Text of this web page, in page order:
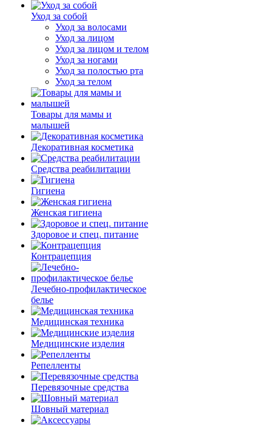
Уход за собой
Уход за волосами
Уход за лицом
Уход за лицом и телом
Уход за ногами
Уход за полостью рта
Уход за телом
Товары для мамы и
малышей
Декоративная косметика
Средства реабилитации
Гигиена
Женская гигиена
Здоровое и спец. питание
Контрацепция
Лечебно-профилактическое
белье
Медицинская техника
Медицинские изделия
Репелленты
Перевязочные средства
Шовный материал